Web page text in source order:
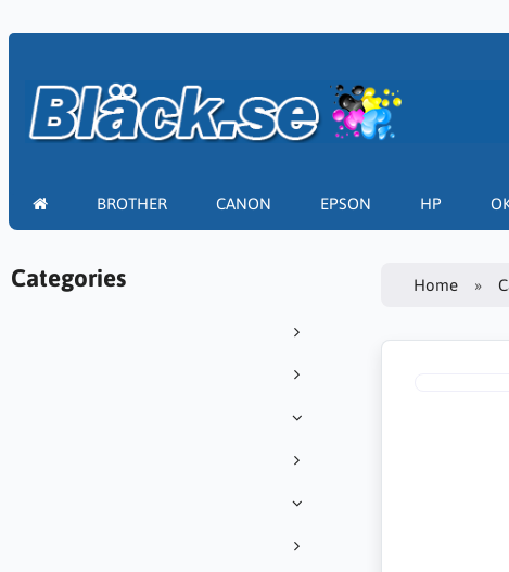
BROTHER CANON EPSON HP
Categories Home